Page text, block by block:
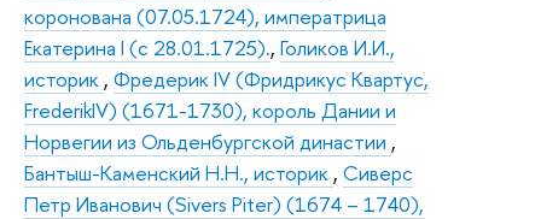
коронована (07.05.1724), императрица
Екатерина I (с 28.01.1725)., Голиков И.И.,
историк , Фредерик IV (Фридрикус Квартус,
FrederikIV) (1671-1730), король Дании и
Норвегии из Ольденбургской династии ,
Бантыш-Каменский Н.Н., историк , Сиверс
Петр Иванович (Sivers Piter) (1674 – 1740),